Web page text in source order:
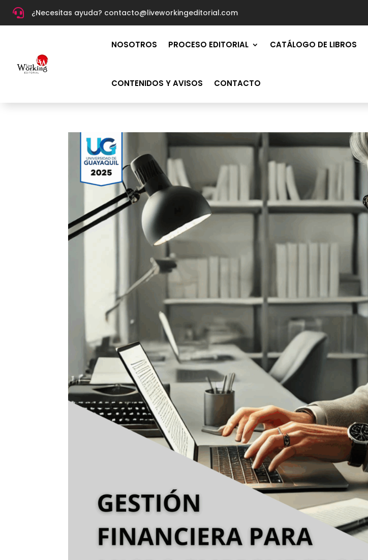
 ¿Necesitas ayuda? contacto@liveworkingeditorial.com
NOSOTROS PROCESO EDITORIAL CATÁLOGO DE LIBROS
CONTENIDOS Y AVISOS CONTACTO